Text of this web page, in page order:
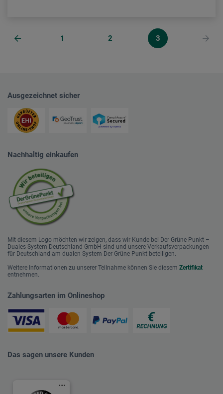
1 2 3
Ausgezeichnet sicher
Nachhaltig einkaufen
Mit diesem Logo möchten wir zeigen, dass wir Kunde bei Der Grüne Punkt –
Duales System Deutschland GmbH sind und unsere Verkaufsverpackungen
für Deutschland am dualen System Der Grüne Punkt beteiligen.
Weitere Informationen zu unserer Teilnahme können Sie diesem Zertifikat
entnehmen.
Zahlungsarten im Onlineshop
Das sagen unsere Kunden